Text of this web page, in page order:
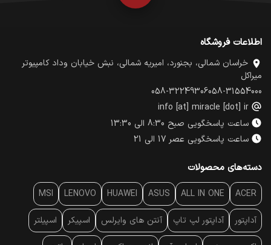
اطلاعات فروشگاه
خراسان شمالی، بجنورد، امیریه شمالی، نبش خیابان وداد کامپیوتر
میراکل
058-31554000
058-32249306
info [at] miracle [dot] ir
ساعت پاسخگویی صبح 8:30 الی 13:30
ساعت پاسخگویی عصر 17 الی 21
دسته‌های محصولات
ACER
ALL IN ONE
ASUS
HUAWEI
LENOVO
MSI
آداپتور آداپتور لپ تاپ آنتن‌ های وایرلس اسپیکر اسپیلتر